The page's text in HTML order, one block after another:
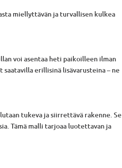
miellyttävän ja turvallisen kulkea
voi asentaa heti paikoilleen ilman
erillisinä lisävarusteina – ne
tukeva ja siirrettävä rakenne. Se
Tämä malli tarjoaa luotettavan ja